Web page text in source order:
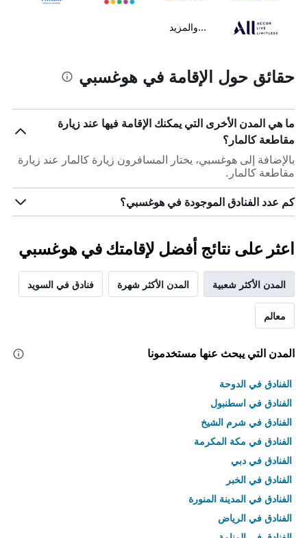
...والمزيد
حقائق حول الإقامة في هوغسبي
ما هي المدن الأخرى التي يمكنك الإقامة فيها عند زيارة
مقاطعة كالمار؟
بالإضافة إلى هوغسبي، يختار المسافرون زيارة كالمار عند زيارة
مقاطعة كالمار.
كم عدد الفنادق الموجودة في هوغسبي؟
اعثر على نتائج أفضل لإقامتك في هوغسبي
المدن الأكثر شعبية المدن الأكثر شهرة فنادق في السويد
معالم
المدن التي يبحث عنها مستخدمونا
الفنادق في الدوحة
الفنادق في اسطنبول
الفنادق في شرم الشيخ
الفنادق في مكة المكرمة
الفنادق في دبي
الفنادق في الخبر
الفنادق في المدينة المنورة
الفنادق في الرياض